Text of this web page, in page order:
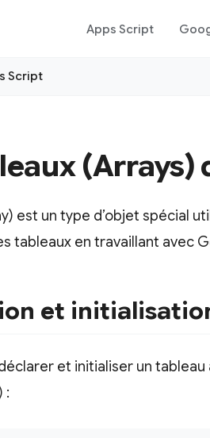
Apps Script
Script
(Arrays)
est un type d’objet spécial
tableaux en travaillant avec
et
et initialiser un tableau
: